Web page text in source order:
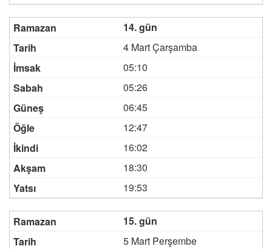
14. gün
4 Mart Çarşamba
05:10
05:26
06:45
12:47
16:02
18:30
19:53
15. gün
5 Mart Perşembe